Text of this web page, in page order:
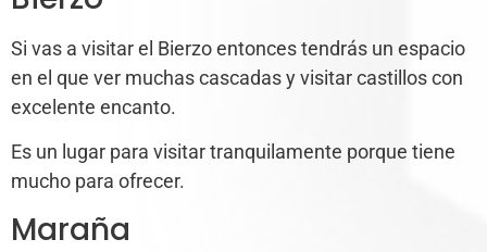
Si vas a visitar el Bierzo entonces tendrás un espacio
en el que ver muchas cascadas y visitar castillos con
excelente encanto.
Es un lugar para visitar tranquilamente porque tiene
mucho para ofrecer.
Maraña